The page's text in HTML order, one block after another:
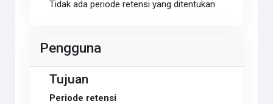
Tidak ada periode retensi yang ditentukan
Pengguna
Tujuan
Periode retensi